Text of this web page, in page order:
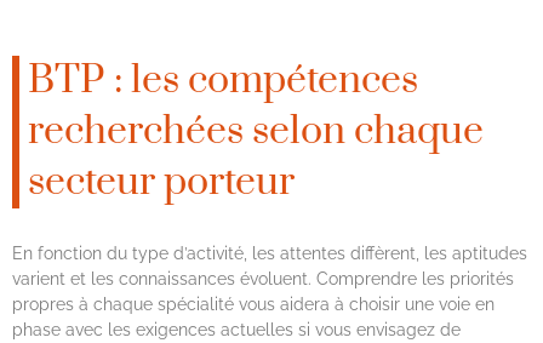
BTP : les compétences
recherchées selon chaque
secteur porteur
En fonction du type d’activité, les attentes diffèrent, les aptitudes
varient et les connaissances évoluent. Comprendre les priorités
propres à chaque spécialité vous aidera à choisir une voie en
phase avec les exigences actuelles si vous envisagez de